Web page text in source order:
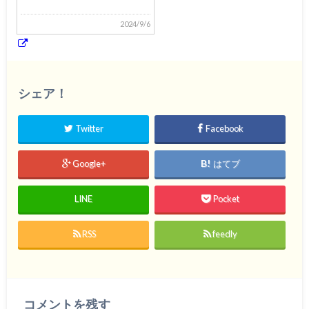
2024/9/6
シェア！
Twitter Facebook
Google+ はてブ
LINE Pocket
RSS feedly
コメントを残す